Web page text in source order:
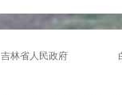
吉林省人民政府